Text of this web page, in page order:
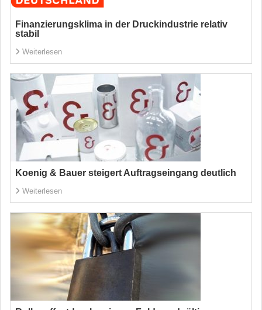
Finanzierungsklima in der Druckindustrie relativ
stabil
Weiterlesen
Koenig & Bauer steigert Auftragseingang deutlich
Weiterlesen